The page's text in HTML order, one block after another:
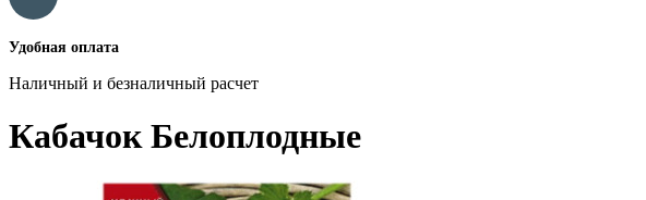
Удобная оплата
Наличный и безналичный расчет
Кабачок Белоплодные